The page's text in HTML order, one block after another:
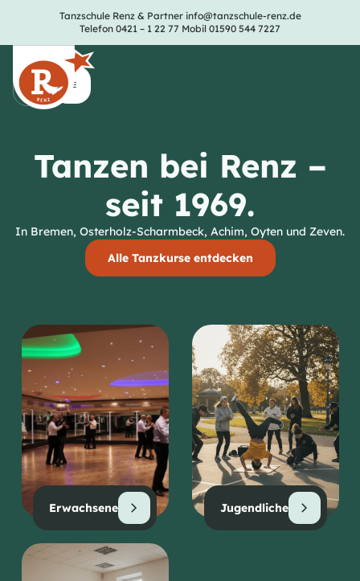
Tanzschule Renz & Partnerinfo@tanzschule-renz.de
Telefon 0421 – 1 22 77 Mobil 01590 544 7227
Tanzen bei Renz –
seit 1969.
In Bremen, Osterholz-Scharmbeck, Achim, Oyten und Zeven.
Alle Tanzkurse entdecken
Erwachsene Jugendliche